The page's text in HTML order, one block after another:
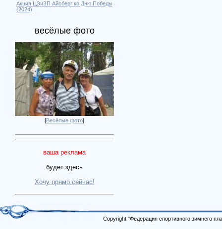
Акция ЦЗиЗП Айсберг ко Дню Победы
(2024)
весёлые фото
[Весёлые фото]
ваша реклама
будет здесь
Хочу прямо сейчас!
Copyright "Федерация спортивного зимнего